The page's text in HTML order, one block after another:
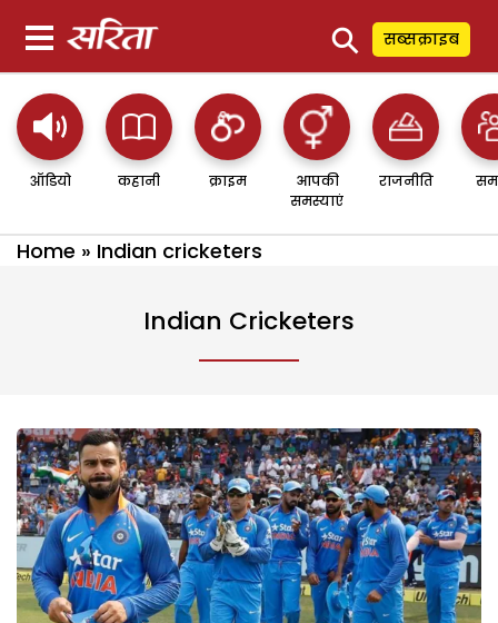
⚲ सब्सक्राइब
ऑडियो कहानी क्राइम
आपकी
समस्याएं
राजनीति
Home » Indian cricketers
Indian Cricketers